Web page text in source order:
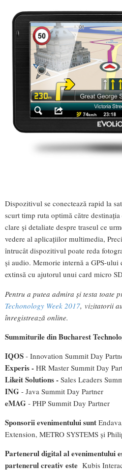
Dispozitivul se conectează rapid la
scurt timp ruta optimă către
clare și detaliate despre traseul ce
vedere al aplicațiilor multimedia,
întrucât dispozitivul poate reda
și audio. Memorie internă a GPS-ului
extinsă cu ajutorul unui card micro
Pentru a putea admira și testa toate
Techonology Week 2017, vizitatorii
înregistrează online.
Summiturile din Bucharest
IQOS - Innovation Summit Day
Experis - HR Master Summit Day
Likeit Solutions - Sales Leaders
ING - Java Summit Day Partner
eMAG - PHP Summit Day Partner
Sponsorii evenimentului sunt
Extension, METRO SYSTEMS și
Partenerul digital al evenimentului
partenerul creativ este Kubis